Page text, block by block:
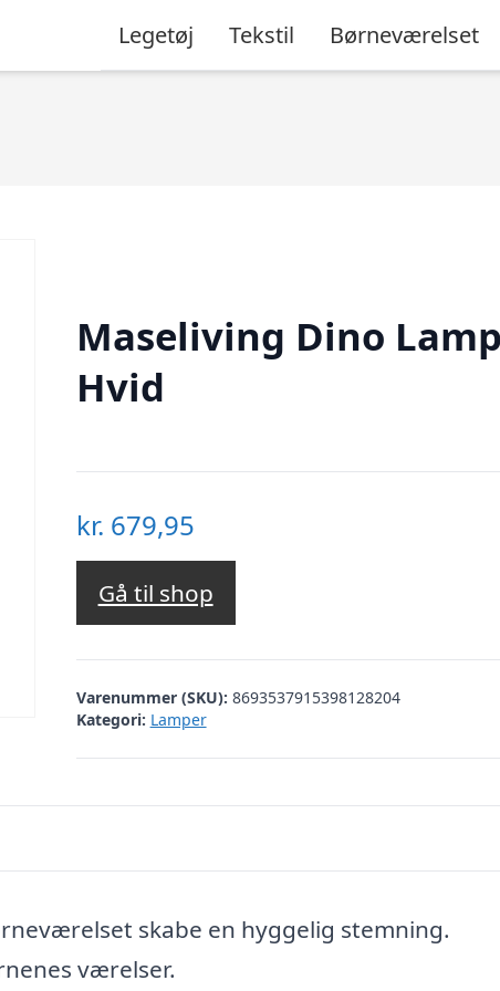
Legetøj Tekstil Børneværelset
Maseliving Dino
Hvid
kr. 679,95
Gå til shop
Varenummer (SKU): 8693537915398128204
Kategori: Lamper
skabe en hyggelig stemning.
værelser.